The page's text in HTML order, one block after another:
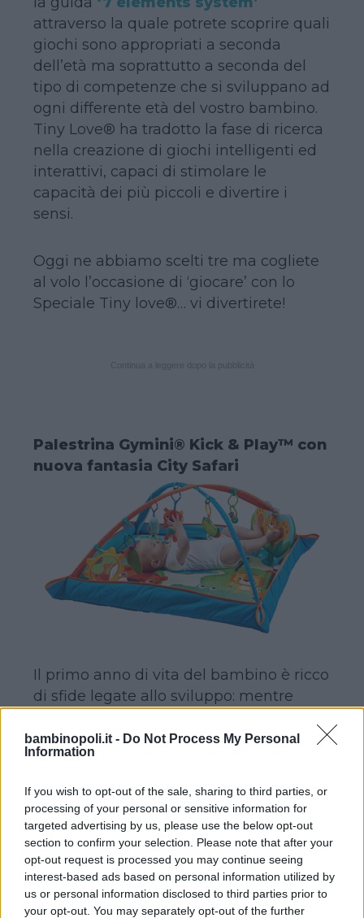
bambinopoli.it - Do Not Process My Personal
Information
If you wish to opt-out of the sale, sharing to third parties, or
processing of your personal or sensitive information for
targeted advertising by us, please use the below opt-out
section to confirm your selection. Please note that after your
opt-out request is processed you may continue seeing
interest-based ads based on personal information utilized by
us or personal information disclosed to third parties prior to
your opt-out. You may separately opt-out of the further
attraverso la quale potrete scoprire quali
giochi sono appropriati a seconda
dell’età ma soprattutto a seconda del
tipo di competenze che si sviluppano ad
ogni differente età del vostro bambino.
Tiny Love® ha tradotto la fase di ricerca
nella creazione di giochi intelligenti ed
interattivi, capaci di stimolare le
capacità dei più piccoli e divertire i
sensi.
Oggi ne abbiamo scelti tre ma cogliete
al volo l’occasione di ‘giocare’ con lo
Speciale Tiny love®… vi divertirete!
Palestrina Gymini® Kick & Play™ con
nuova fantasia City Safari
Il primo anno di vita del bambino è ricco
di sfide legate allo sviluppo: mentre
ad ottenere il controllo del suo corpo e
inizia a comprendere il mondo che lo
Le palestrine gioco sono perfette x le
sue prime scoperte perché ricche di
stimoli che potrai dosare a seconda
delle necessità del tuo bambino.
Scopriamo quanti sono!
• Cuscinetto touchpad con musica e luci